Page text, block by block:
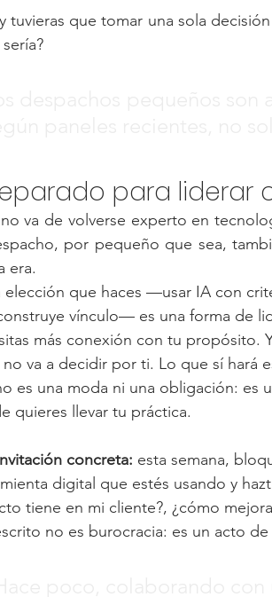
tuvieras que tomar una sola
para liderar
va de volverse experto en
por pequeño que sea,
era.
elección que haces —usar IA con
vínculo— es una forma de
más conexión con tu propósito.
no va a decidir por ti. Lo que sí hará
es una moda ni una obligación: es
quieres llevar tu práctica.
concreta: esta semana,
digital que estés usando y
tiene en mi cliente?, ¿cómo
no es burocracia: es un acto